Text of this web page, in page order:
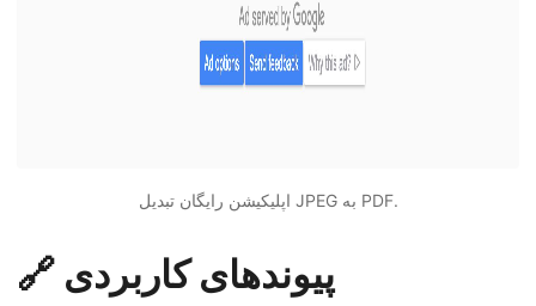
اپلیکیشن رایگان تبدیل JPEG به PDF.
🔗 پیوندهای کاربردی